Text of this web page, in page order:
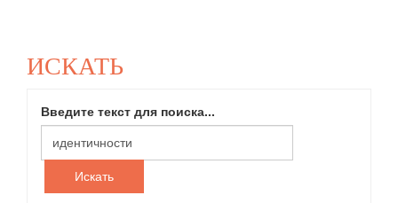
ИСКАТЬ
Введите текст для поиска...
Искать